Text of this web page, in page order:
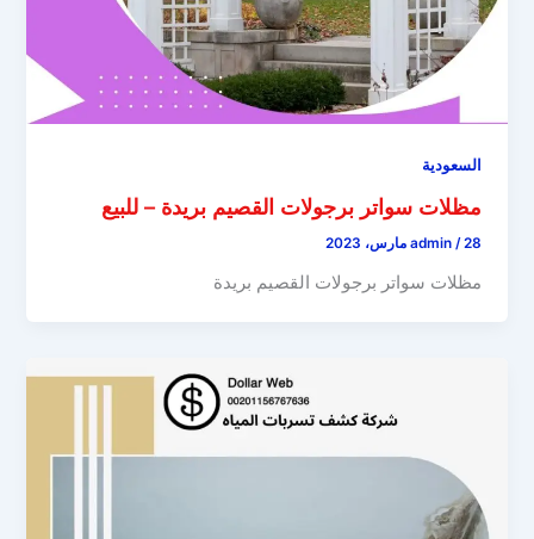
السعودية
مظلات سواتر برجولات القصيم بريدة – للبيع
admin /28 مارس، 2023
مظلات سواتر برجولات القصيم بريدة